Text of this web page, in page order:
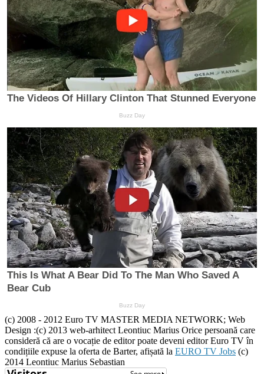
(c) 2008 - 2012 Euro TV MASTER MEDIA NETWORK; Web
Design :(c) 2013 web-arhitect Leontiuc Marius Orice persoană care
consideră că are o vocație de editor poate deveni editor Euro TV în
condițiile expuse la oferta de Barter, afișată la EURO TV Jobs (c)
2014 Leontiuc Marius Sebastian